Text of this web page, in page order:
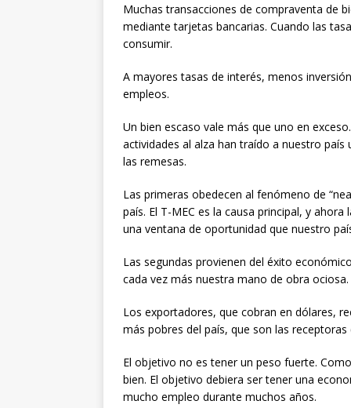
Muchas transacciones de compraventa de
mediante tarjetas bancarias. Cuando las
consumir.
A mayores tasas de interés, menos
empleos.
Un bien escaso vale más que uno en
actividades al alza han traído a nuestro
las remesas.
Las primeras obedecen al fenómeno de
país. El T-MEC es la causa principal, y
una ventana de oportunidad que nuestro
Las segundas provienen del éxito
cada vez más nuestra mano de obra ociosa.
Los exportadores, que cobran en dólares,
más pobres del país, que son las receptoras
El objetivo no es tener un peso fuerte.
bien. El objetivo debiera ser tener una
mucho empleo durante muchos años.